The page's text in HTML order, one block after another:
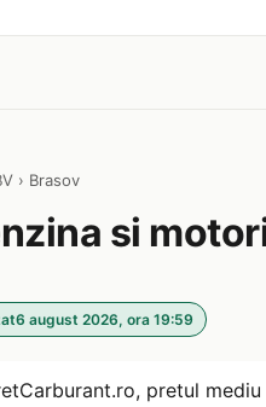
› Brasov
si
6 august 2026, ora 19:59
pretul